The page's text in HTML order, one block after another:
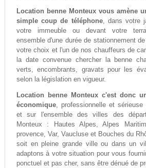
Location benne Monteux vous amène
simple coup de téléphone, dans votre
votre immeuble ou devant votre
ensemble d'une durée de stationnement
votre choix et l'un de nos chauffeurs de
la date convenue chercher la benne
verts, encombrants, gravats pour les
selon la législation en vigueur.
Location benne Monteux c'est donc
économique, professionnelle et
et sur l'ensemble des villes des
Monteux : Hautes Alpes, Alpes
provence, Var, Vaucluse et Bouches du
soit en pleine grande ville ou dans un
adaptons à votre situation pour vous
ponctuel et pas cher, sans être dénué de